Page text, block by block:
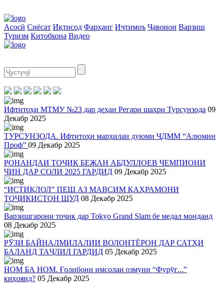
Асосӣ Сиёсат Иқтисод Фарҳанг Иҷтимоъ Ҷавонон Варзиш
Туризм Китобхона Видео
Ифтитоҳи МТМУ №23 дар деҳаи Регари шаҳри Турсунзода 09
Декабр 2025
ТУРСУНЗОДА. Ифтитоҳи марҳилаи дуюми ҶДММ “Алюмин
Проф” 09 Декабр 2025
РОНАНДАИ ТОҶИК БЕЖАН АБДУЛЛОЕВ ЧЕМПИОНИ
ЧИН ДАР СОЛИ 2025 ГАРДИД 09 Декабр 2025
“ИСТИҚЛОЛ” ПЕШ АЗ МАВСИМ ҚАҲРАМОНИ
ТОҶИКИСТОН ШУД 08 Декабр 2025
Варзишгарони тоҷик дар Tokyo Grand Slam бе медал монданд
08 Декабр 2025
РӮЗИ БАЙНАЛМИЛАЛИИ ВОЛОНТЁРОН ДАР САТҲИ
БАЛАНД ТАҶЛИЛ ГАРДИД 05 Декабр 2025
НОМ БА НОМ. Ғолибони имсолаи озмуни “Фурӯғ...”
киҳоянд? 05 Декабр 2025